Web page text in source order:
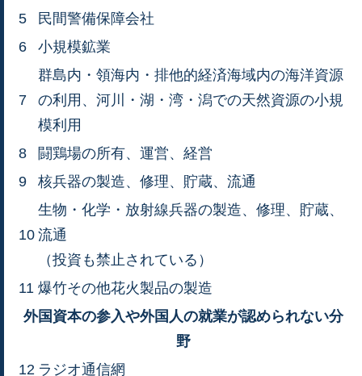
5
民間警備保障会社
6
小規模鉱業
7
群島内・領海内・排他的経済海域内の海洋資源
の利用、河川・湖・湾・潟での天然資源の小規
模利用
8
闘鶏場の所有、運営、経営
9
核兵器の製造、修理、貯蔵、流通
10
生物・化学・放射線兵器の製造、修理、貯蔵、
流通
（投資も禁止されている）
11 爆竹その他花火製品の製造
外国資本の参入や外国人の就業が認められない分
野
12 ラジオ通信網